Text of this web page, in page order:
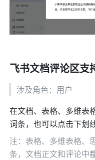
飞书文档评论区支
涉及角色：用户
在文档、表格、多维表
词条，也可以点击下划
注：表格、多维表格、
条，文档正文和评论中